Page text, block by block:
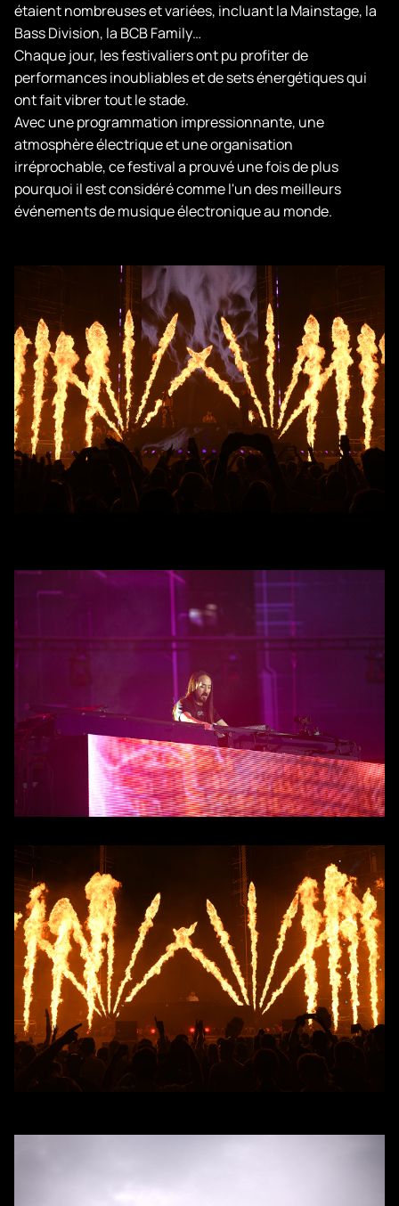
étaient nombreuses et variées, incluant la Mainstage, la
Bass Division, la BCB Family…
Chaque jour, les festivaliers ont pu profiter de
performances inoubliables et de sets énergétiques qui
ont fait vibrer tout le stade.
Avec une programmation impressionnante, une
atmosphère électrique et une organisation
irréprochable, ce festival a prouvé une fois de plus
pourquoi il est considéré comme l'un des meilleurs
événements de musique électronique au monde.